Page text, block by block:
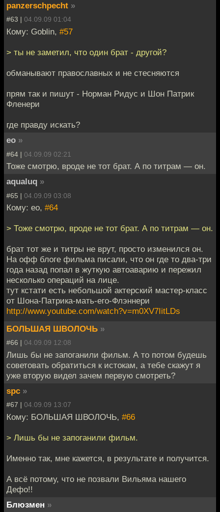
panzerschpecht »
#63 | 04.09.09 01:04
Кому: Goblin, #57
> ты не заметил, что один брат - другой?
обманывают православных и не стесняются
прям так и пишут - Норман Ридус и Шон Патрик
Фленери
где правду искать?
eo »
#64 | 04.09.09 02:21
Тоже смотрю, вроде не тот брат. А по титрам — он.
aqualuq »
#65 | 04.09.09 03:08
Кому: eo, #64
> Тоже смотрю, вроде не тот брат. А по титрам — он.
брат тот же и титры не врут, просто изменился он.
На офф блоге фильма писали, что он где то два-три
года назад попал в жуткую автоаварию и пережил
несколько операций на лице.
тут кстати есть небольшой актерский мастер-класс
от Шона-Патрика-мать-его-Флэннери
http://www.youtube.com/watch?v=m0XV7IitLDs
БОЛЬШАЯ ШВОЛОЧЬ »
#66 | 04.09.09 12:08
Лишь бы не запоганили фильм. А то потом будешь
советовать обратиться к истокам, а тебе скажут я
уже вторую видел зачем первую смотреть?
spc »
#67 | 04.09.09 13:07
Кому: БОЛЬШАЯ ШВОЛОЧЬ, #66
> Лишь бы не запоганили фильм.
Именно так, мне кажется, в результате и получится.
А всё потому, что не позвали Вильяма нашего
Дефо!!
Блюзмен »